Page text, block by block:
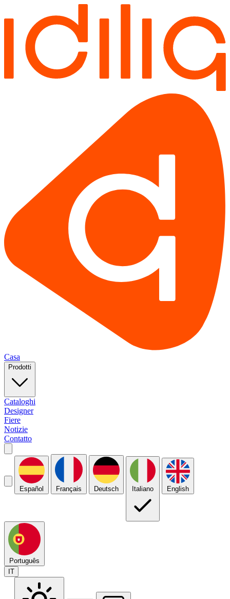
Casa
Prodotti
Cataloghi
Designer
Fiere
Notizie
Contatto
Español Français Deutsch Italiano English
Português
IT